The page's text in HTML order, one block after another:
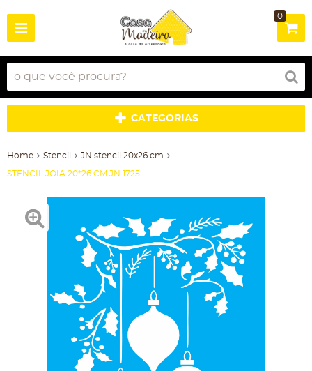
0
CATEGORIAS
Home Stencil JN stencil 20x26 cm
STENCIL JOIA 20*26 CM JN 1725